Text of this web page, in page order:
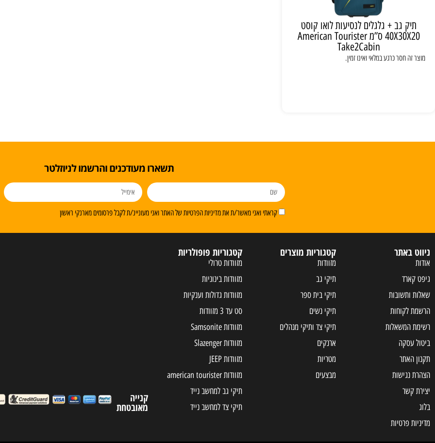
תיק גב + גלגלים לנסיעות לואו קוסט
40X30X20 ס”מ American Tourister
Take2Cabin
מוצר זה חסר כרגע במלאי ואינו זמין.
תשארו מעודכנים והרשמו לניוזלטר
קראתי ואני מאשר/ת את מדיניות הפרטיות של האתר ואני מעוניינ/ת לקבל פרסומים מארנקי ראשון
ניווט באתר
אודות
גיפט קארד
שאלות ותשובות
הרשמת לקוחות
רשימת המשאלות
ביטול עסקה
תקנון האתר
הצהרת נגישות
יצירת קשר
בלוג
מדיניות פרטיות
קטגוריות מוצרים
מזוודות
תיקי גב
תיקי בית ספר
תיקי נשים
תיקי צד ותיקי מנהלים
ארנקים
מטריות
מבצעים
קטגוריות פופולריות
מזוודות טרולי
מזוודות בינוניות
מזוודות גדולות וענקיות
סט עד 3 מזוודות
מזוודות Samsonite
מזוודות Slazenger
מזוודות JEEP
מזוודות american tourister
תיקי גב למחשב נייד
תיקי צד למחשב נייד
קנייה
מאובטחת